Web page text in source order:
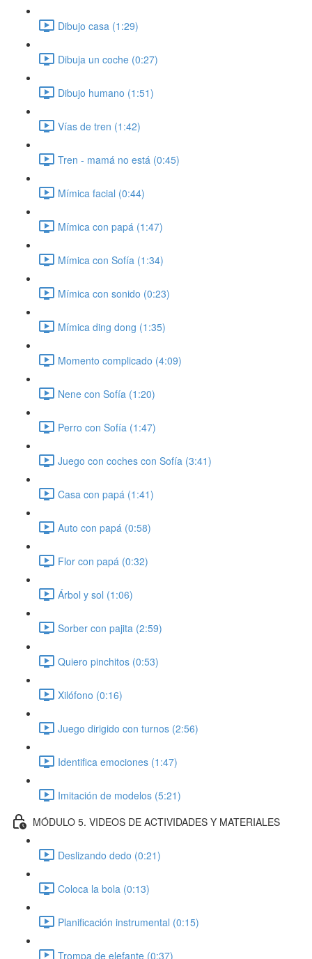
Dibujo casa (1:29)
Dibuja un coche (0:27)
Dibujo humano (1:51)
Vías de tren (1:42)
Tren - mamá no está (0:45)
Mímica facial (0:44)
Mímica con papá (1:47)
Mímica con Sofía (1:34)
Mímica con sonido (0:23)
Mímica ding dong (1:35)
Momento complicado (4:09)
Nene con Sofía (1:20)
Perro con Sofía (1:47)
Juego con coches con Sofía (3:41)
Casa con papá (1:41)
Auto con papá (0:58)
Flor con papá (0:32)
Árbol y sol (1:06)
Sorber con pajita (2:59)
Quiero pinchitos (0:53)
Xilófono (0:16)
Juego dirigido con turnos (2:56)
Identifica emociones (1:47)
Imitación de modelos (5:21)
MÓDULO 5. VIDEOS DE ACTIVIDADES Y MATERIALES
Deslizando dedo (0:21)
Coloca la bola (0:13)
Planificación instrumental (0:15)
Trompa de elefante (0:37)